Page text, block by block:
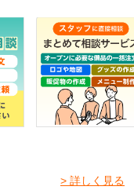
> 詳しく見る